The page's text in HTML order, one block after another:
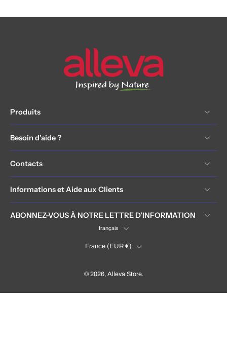
Produits
Besoin d'aide ?
Contacts
Informations et Aide aux Clients
ABONNEZ-VOUS À NOTRE LETTRE D'INFORMATION
français
France ‎(EUR €)‎
© 2026, Alleva Store.